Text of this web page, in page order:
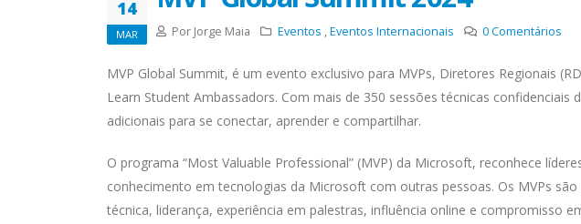
14
MAR Por Jorge Maia Eventos ,Eventos Internacionais 0Comentários
MVP Global Summit, é um evento exclusivo para MVPs, Diretores Regionais
Learn Student Ambassadors. Com mais de 350 sessões técnicas
adicionais para se conectar, aprender e compartilhar.
O programa “Most Valuable Professional” (MVP) da Microsoft, reconhece
conhecimento em tecnologias da Microsoft com outras pessoas. Os MVPs
técnica, liderança, experiência em palestras, influência online e compromisso